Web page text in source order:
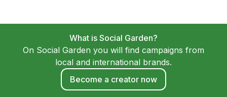
What is Social Garden?
On Social Garden you will find campaigns from
local and international brands.
Become a creator now